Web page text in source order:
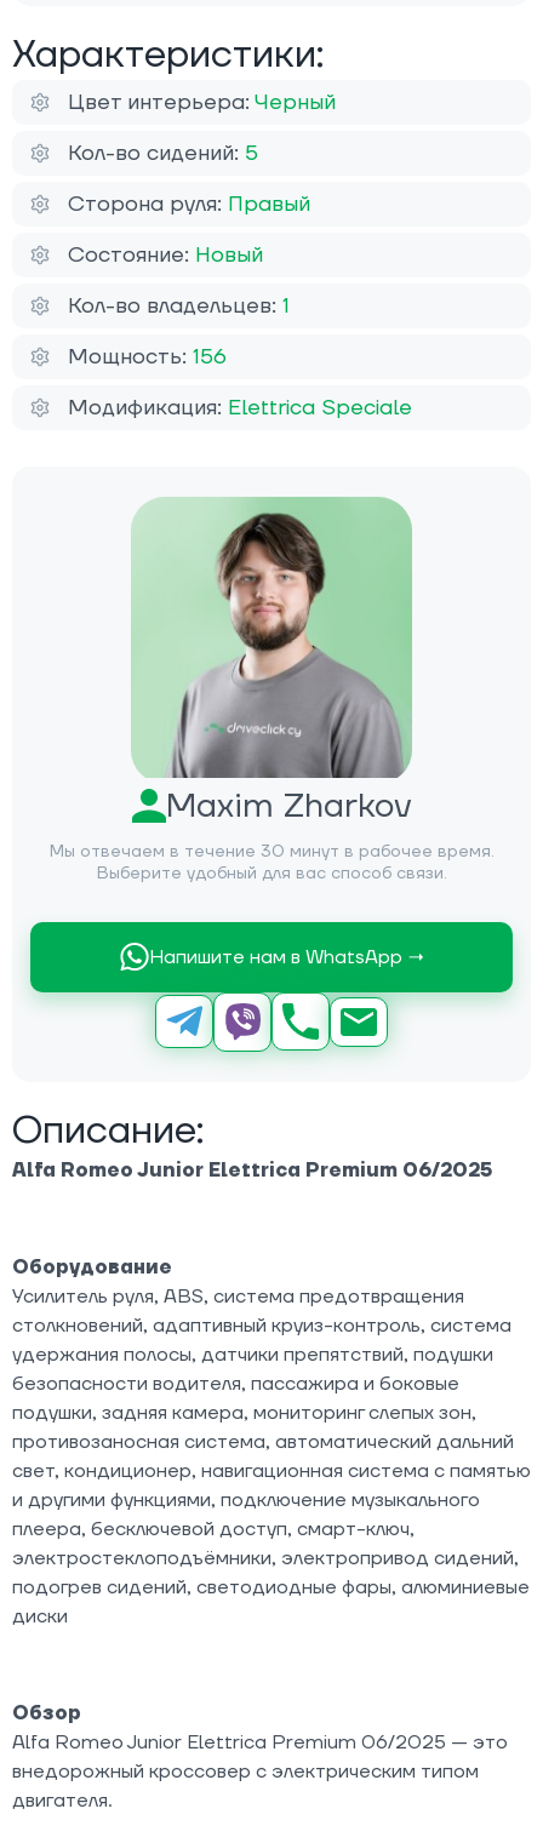
Maxim Zharkov
Мы отвечаем в течение 30 минут в рабочее время.
Выберите удобный для вас способ связи.
Напишите нам в WhatsApp →
Описание:
Alfa Romeo Junior Elettrica Premium 06/2025
Оборудование
Усилитель руля, ABS, система предотвращения
столкновений, адаптивный круиз-контроль, система
удержания полосы, датчики препятствий, подушки
безопасности водителя, пассажира и боковые
подушки, задняя камера, мониторинг слепых зон,
противозаносная система, автоматический дальний
свет, кондиционер, навигационная система с памятью
и другими функциями, подключение музыкального
плеера, бесключевой доступ, смарт-ключ,
электростеклоподъёмники, электропривод сидений,
подогрев сидений, светодиодные фары, алюминиевые
диски
Обзор
Alfa Romeo Junior Elettrica Premium 06/2025 — это
внедорожный кроссовер с электрическим типом
двигателя.
Характеристики:
Цвет интерьера: Черный
Кол-во сидений: 5
Сторона руля: Правый
Состояние: Новый
Кол-во владельцев: 1
Мощность: 156
Модификация: Elettrica Speciale